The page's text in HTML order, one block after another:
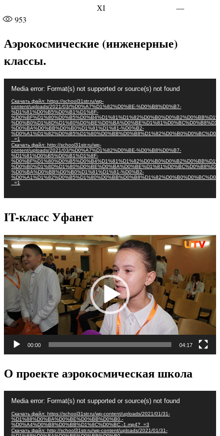
XI
—
953
Аэрокосмические (инженерные)
классы.
Media error: Format(s) not supported or source(s) not found
Скачать файл: https://school31str.ru/wp-
content/uploads/2021/03/%D0%A7%D1%82%D0%BE-%D0%B8%D0%B7-
%D1%81%D0%B5%D0%B1%D1%8F-
%D0%BA%D0%BB%D0%B0%D1%81%D1%81-%D0%B2-
_=1
Скачать файл: http://school31str.ru/wp-
content/uploads/2021/03/%D0%A7%D1%82%D0%BE-%D0%B8%D0%B7-
%D1%81%D0%B5%D0%B1%D1%8F-
%D0%BA%D0%BB%D0%B0%D1%81%D1%81-%D0%B2-
_=1
IT-класс Уфанет
Видеоплеер
00:00 04:17
О проекте аэрокосмическая школа
Видеоплеер
Media error: Format(s) not supported or source(s) not found
Скачать файл: https://school31str.ru/wp-content/uploads/2021/01/31-
%D1%88%D0%BA%D0%BE%D0%BB%D0%B0.-
%D0%A4%D0%B8%D0%BB%D1%8C%D0%BC.-1.mp4?_=3
Скачать файл: http://school31str.ru/wp-content/uploads/2021/01/31-